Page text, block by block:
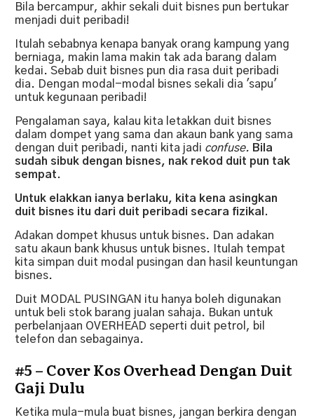
Bila bercampur, akhir sekali duit bisnes pun bertukar
menjadi duit peribadi!
Itulah sebabnya kenapa banyak orang kampung yang
berniaga, makin lama makin tak ada barang dalam
kedai. Sebab duit bisnes pun dia rasa duit peribadi
dia. Dengan modal-modal bisnes sekali dia 'sapu'
untuk kegunaan peribadi!
Pengalaman saya, kalau kita letakkan duit bisnes
dalam dompet yang sama dan akaun bank yang sama
dengan duit peribadi, nanti kita jadi confuse. Bila
sudah sibuk dengan bisnes, nak rekod duit pun tak
sempat.
Untuk elakkan ianya berlaku, kita kena asingkan
duit bisnes itu dari duit peribadi secara fizikal.
Adakan dompet khusus untuk bisnes. Dan adakan
satu akaun bank khusus untuk bisnes. Itulah tempat
kita simpan duit modal pusingan dan hasil keuntungan
bisnes.
Duit MODAL PUSINGAN itu hanya boleh digunakan
untuk beli stok barang jualan sahaja. Bukan untuk
perbelanjaan OVERHEAD seperti duit petrol, bil
telefon dan sebagainya.
#5 – Cover Kos Overhead Dengan Duit
Gaji Dulu
Ketika mula-mula buat bisnes, jangan berkira dengan